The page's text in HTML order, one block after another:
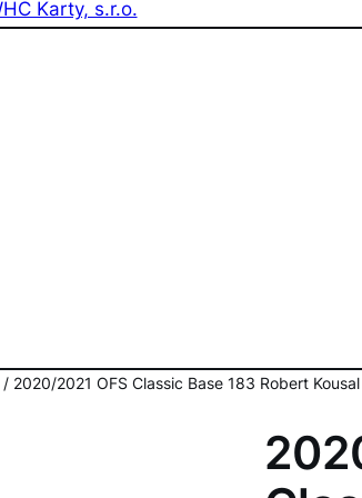
/ 2020/2021 OFS Classic Base 183 Robert Kousal